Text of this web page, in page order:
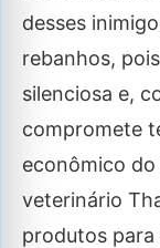
desses
rebanhos,
silenciosa e,
compromete
econômico
veterinário
produtos para